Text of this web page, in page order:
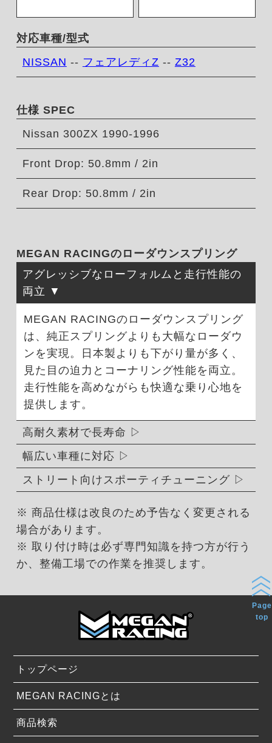
対応車種/型式
NISSAN -- フェアレディZ -- Z32
仕様 SPEC
Nissan 300ZX 1990-1996
Front Drop: 50.8mm / 2in
Rear Drop: 50.8mm / 2in
MEGAN RACINGのローダウンスプリング
アグレッシブなローフォルムと走行性能の
両立
MEGAN RACINGのローダウンスプリング
は、純正スプリングよりも大幅なローダウ
ンを実現。日本製よりも下がり量が多く、
見た目の迫力とコーナリング性能を両立。
走行性能を高めながらも快適な乗り心地を
提供します。
高耐久素材で長寿命
幅広い車種に対応
ストリート向けスポーティチューニング
※ 商品仕様は改良のため予告なく変更される
場合があります。
※ 取り付け時は必ず専門知識を持つ方が行う
か、整備工場での作業を推奨します。
トップページ
MEGAN RACINGとは
商品検索
Page
top